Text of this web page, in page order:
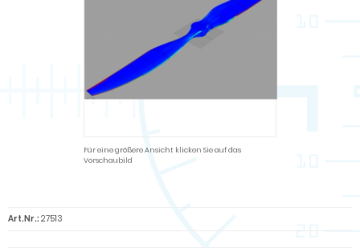
Für eine größere Ansicht klicken Sie auf das
Vorschaubild
Art.Nr.: 27513